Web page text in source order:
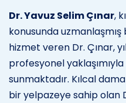
Dr. Yavuz Selim Çınar,
konusunda
hizmet veren Dr. Çınar,
profesyonel
sunmaktadır. Kılcal
bir yelpazeye sahip olan